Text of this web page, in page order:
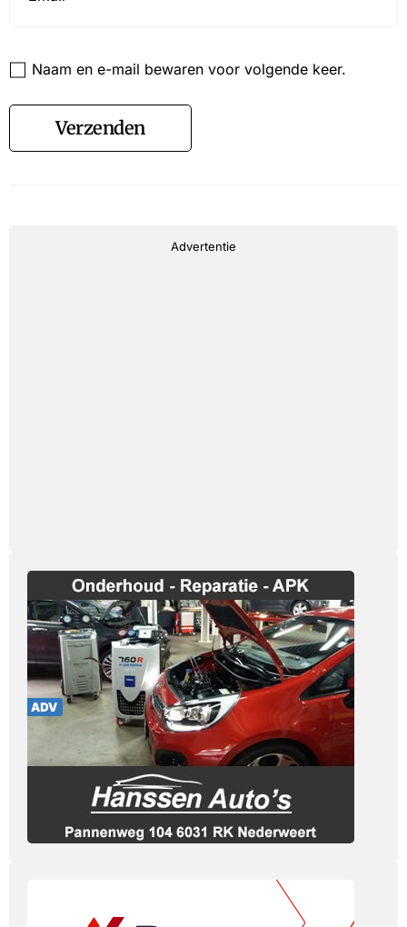
Naam en e-mail bewaren voor volgende keer.
Verzenden
Advertentie